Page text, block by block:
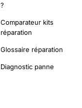
?
Comparateur kits
réparation
Glossaire réparation
Diagnostic panne